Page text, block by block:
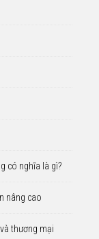
có nghĩa là gì?
nâng cao
thương mại